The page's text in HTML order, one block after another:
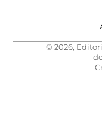
© 2026,